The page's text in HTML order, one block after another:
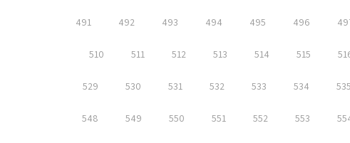
491 492 493 494 495 496
510 511 512 513 514 515
529 530 531 532 533 534 535
548 549 550 551 552 553